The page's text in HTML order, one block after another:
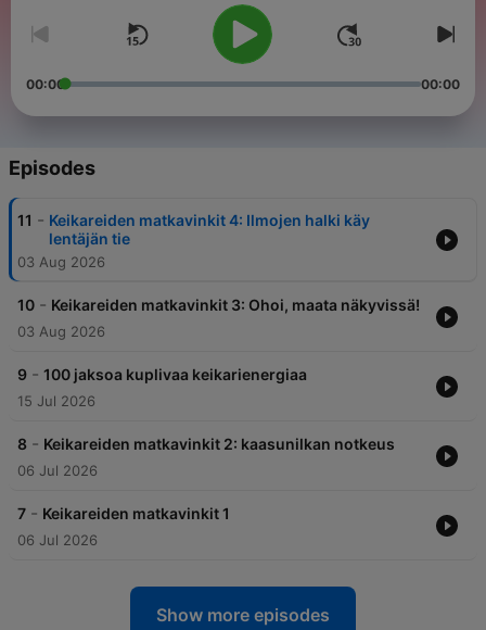
podcastissa pannaan peliin miehen koko elämä. Sami Sykkö on
toimittaja, LUT-yliopiston työelämäprofessori, ekonomi, Muodin
Huipulle -ohjelman tuomari, tyyliniekka ja matkailija. Jorma
Uotinen on professori, koreografi, laulaja, Tanssii Tähtien
IG: @samisykko @jormauotinen Tiktok: @samijajorma Seuraa
sauhuavat. Uusi jakso jatkossa aina keskiviikkoisin. Tuotanto:
Asennestudio Hosted on Acast. See acast.com/privacy for
more information.
00:00 00:00
Episodes
11 - Keikareiden matkavinkit 4: Ilmojen halki käy
lentäjän tie
03 Aug 2026
10 - Keikareiden matkavinkit 3: Ohoi, maata näkyvissä!
03 Aug 2026
9 - 100 jaksoa kuplivaa keikarienergiaa
15 Jul 2026
8 - Keikareiden matkavinkit 2: kaasunilkan notkeus
06 Jul 2026
7 - Keikareiden matkavinkit 1
06 Jul 2026
Show more episodes